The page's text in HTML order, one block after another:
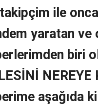
ile
yaratan ve
biri
NEREYE
aşağıda